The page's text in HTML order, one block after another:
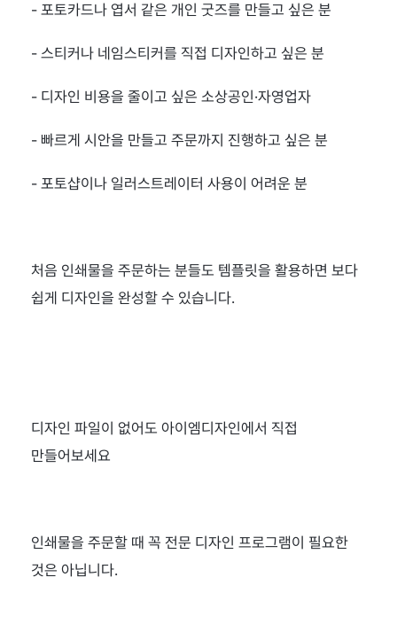
- 포토카드나 엽서 같은 개인 굿즈를 만들고 싶은 분
- 스티커나 네임스티커를 직접 디자인하고 싶은 분
- 디자인 비용을 줄이고 싶은 소상공인·자영업자
- 빠르게 시안을 만들고 주문까지 진행하고 싶은 분
- 포토샵이나 일러스트레이터 사용이 어려운 분
처음 인쇄물을 주문하는 분들도 템플릿을 활용하면 보다
쉽게 디자인을 완성할 수 있습니다.
디자인 파일이 없어도 아이엠디자인에서 직접
만들어보세요
인쇄물을 주문할 때 꼭 전문 디자인 프로그램이 필요한
것은 아닙니다.